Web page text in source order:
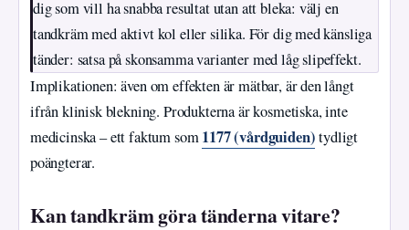
dig som vill ha snabba resultat utan att bleka: välj en
tandkräm med aktivt kol eller silika. För dig med känsliga
tänder: satsa på skonsamma varianter med låg slipeffekt.
Implikationen: även om effekten är mätbar, är den långt
ifrån klinisk blekning. Produkterna är kosmetiska, inte
medicinska – ett faktum som1177 (vårdguiden)tydligt
poängterar.
Kan tandkräm göra tänderna vitare?